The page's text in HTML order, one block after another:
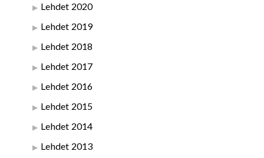
Lehdet 2020
Lehdet 2019
Lehdet 2018
Lehdet 2017
Lehdet 2016
Lehdet 2015
Lehdet 2014
Lehdet 2013